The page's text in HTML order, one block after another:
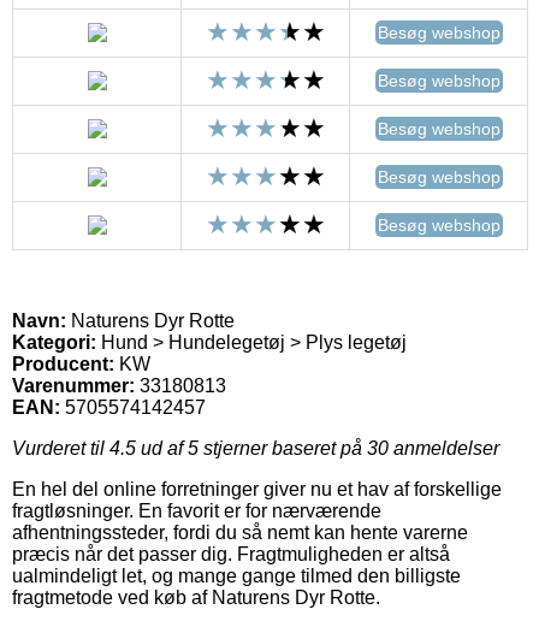
Besøg webshop
Besøg webshop
Besøg webshop
Besøg webshop
Besøg webshop
Navn: Naturens Dyr Rotte
Kategori: Hund > Hundelegetøj > Plys legetøj
Producent: KW
Varenummer: 33180813
EAN: 5705574142457
Vurderet til 4.5 ud af 5 stjerner baseret på 30 anmeldelser
En hel del online forretninger giver nu et hav af forskellige
fragtløsninger. En favorit er for nærværende
afhentningssteder, fordi du så nemt kan hente varerne
præcis når det passer dig. Fragtmuligheden er altså
ualmindeligt let, og mange gange tilmed den billigste
fragtmetode ved køb af Naturens Dyr Rotte.